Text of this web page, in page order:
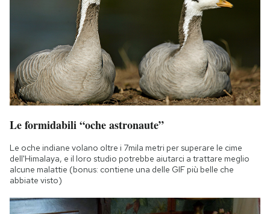
Le formidabili “oche astronaute”
Le oche indiane volano oltre i 7mila metri per superare le cime
dell'Himalaya, e il loro studio potrebbe aiutarci a trattare meglio
alcune malattie (bonus: contiene una delle GIF più belle che
abbiate visto)